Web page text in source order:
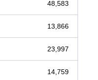
48,583
13,866
23,997
14,759